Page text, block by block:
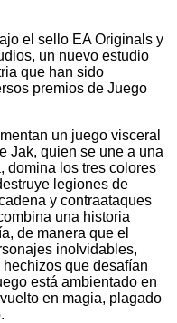
el sello EA Originals y
un nuevo estudio
que han sido
premios de Juego
un juego visceral
Jak, quien se une a una
domina los tres colores
legiones de
y contraataques
una historia
de manera que el
inolvidables,
que desafían
está ambientado en
en magia, plagado